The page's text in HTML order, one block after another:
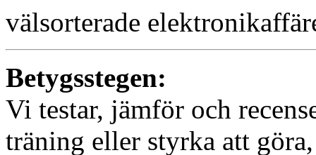
välsorterade
Betygsstegen:
Vi testar, jämför och
träning eller styrka att